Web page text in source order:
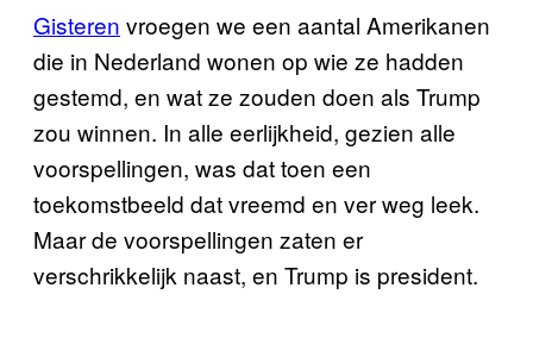
Gisteren vroegen we een aantal Amerikanen
die in Nederland wonen op wie ze hadden
gestemd, en wat ze zouden doen als Trump
zou winnen. In alle eerlijkheid, gezien alle
voorspellingen, was dat toen een
toekomstbeeld dat vreemd en ver weg leek.
Maar de voorspellingen zaten er
verschrikkelijk naast, en Trump is president.